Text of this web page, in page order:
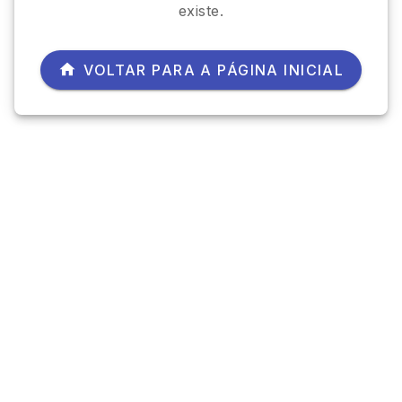
existe.
VOLTAR PARA A PÁGINA INICIAL